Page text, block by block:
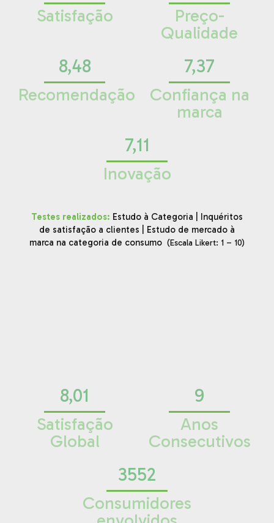
Satisfação
Preço-
Qualidade
8,48
Recomendação
7,37
Confiança na
marca
7,11
Inovação
Testes realizados: Estudo à Categoria | Inquéritos
de satisfação a clientes | Estudo de mercado à
marca na categoria de consumo (Escala Likert: 1 – 10)
8,01
Satisfação
Global
9
Anos
Consecutivos
3552
Consumidores